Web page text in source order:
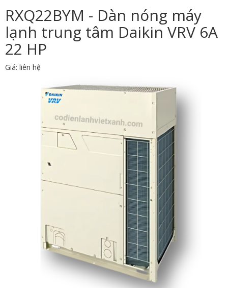
RXQ22BYM - Dàn nóng máy
lạnh trung tâm Daikin VRV 6A
22 HP
Giá: liên hệ